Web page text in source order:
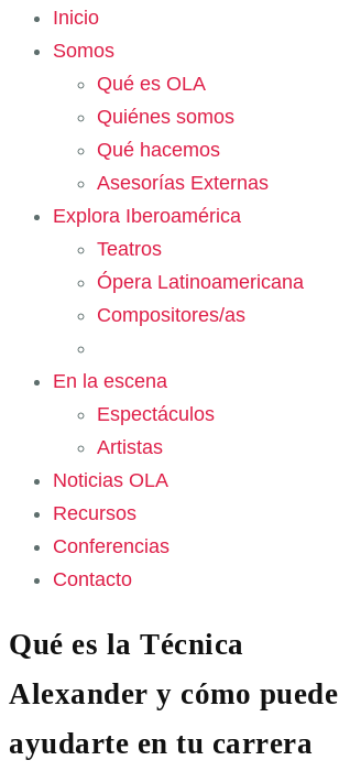
Inicio
Somos
Qué es OLA
Quiénes somos
Qué hacemos
Asesorías Externas
Explora Iberoamérica
Teatros
Ópera Latinoamericana
Compositores/as
En la escena
Espectáculos
Artistas
Noticias OLA
Recursos
Conferencias
Contacto
Qué es la Técnica
Alexander y cómo puede
ayudarte en tu carrera